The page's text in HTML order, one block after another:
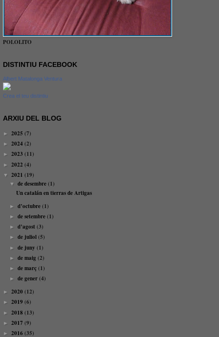
POLOLITO
DISTINTIU FACEBOOK
Albert Matalonga Ventura
Crea el teu distintiu
ARXIU DEL BLOG
► 2025 (7)
► 2024 (2)
► 2023 (11)
► 2022 (4)
▼ 2021 (19)
▼de desembre(1)
Un catalán en tierras de Artigas
►d’octubre(1)
►de setembre(1)
►d’agost(3)
►de juliol(5)
►de juny(1)
►de maig(2)
►de març(1)
►de gener(4)
► 2020 (12)
► 2019 (6)
► 2018 (13)
► 2017 (9)
► 2016 (35)